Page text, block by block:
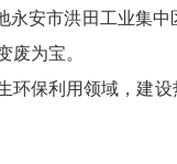
安市洪田工业集
为宝。
环保利用领域，建